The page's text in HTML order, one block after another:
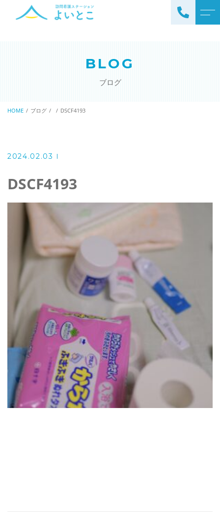
ステーションについて
訪問看護の流れ
掲示事項
お問い合わせ
025-311-1290
お問い合わせ
メール・フォーム
BLOG
ブログ
HOME ブログ DSCF4193
2024.02.03
DSCF4193